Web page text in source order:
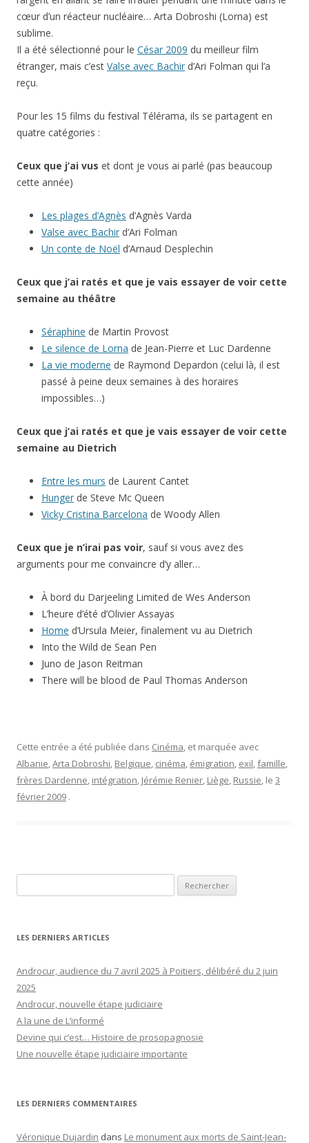
cœur d’un réacteur nucléaire… Arta Dobroshi (Lorna) est
sublime.
Il a été sélectionné pour le César 2009 du meilleur film
étranger, mais c’est Valse avec Bachir d’Ari Folman qui l’a
reçu.
Pour les 15 films du festival Télérama, ils se partagent en
quatre catégories :
Ceux que j’ai vus et dont je vous ai parlé (pas beaucoup
cette année)
Les plages d’Agnès d’Agnès Varda
Valse avec Bachir d’Ari Folman
Un conte de Noël d’Arnaud Desplechin
Ceux que j’ai ratés et que je vais essayer de voir cette
semaine au théâtre
Séraphine de Martin Provost
Le silence de Lorna de Jean-Pierre et Luc Dardenne
La vie moderne de Raymond Depardon (celui là, il est
passé à peine deux semaines à des horaires
impossibles…)
Ceux que j’ai ratés et que je vais essayer de voir cette
semaine au Dietrich
Entre les murs de Laurent Cantet
Hunger de Steve Mc Queen
Vicky Cristina Barcelona de Woody Allen
Ceux que je n’irai pas voir, sauf si vous avez des
arguments pour me convaincre d’y aller…
À bord du Darjeeling Limited de Wes Anderson
L’heure d’été d’Olivier Assayas
Home d’Ursula Meier, finalement vu au Dietrich
Into the Wild de Sean Pen
Juno de Jason Reitman
There will be blood de Paul Thomas Anderson
Cette entrée a été publiée dans Cinéma, et marquée avec
Albanie,Arta Dobroshi, Belgique, cinéma, émigration, exil,famille,
frères Dardenne, intégration, Jérémie Renier, Liège, Russie, le 3
février 2009 .
LES DERNIERS ARTICLES
Androcur, audience du 7 avril 2025 à Poitiers, délibéré du 2 juin
2025
Androcur, nouvelle étape judiciaire
A la une de L’informé
Devine qui c’est… Histoire de prosopagnosie
Une nouvelle étape judiciaire importante
LES DERNIERS COMMENTAIRES
Véronique Dujardin dans Le monument aux morts de Saint-Jean-